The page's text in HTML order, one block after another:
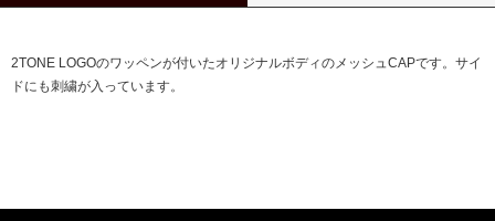
2TONE LOGOのワッペンが付いたオリジナルボディのメッシュCAPです。サイ
ドにも刺繍が入っています。